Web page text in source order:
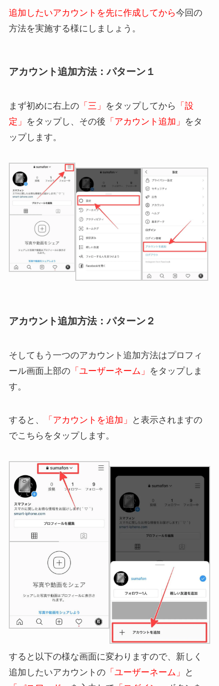
追加したいアカウントを先に作成してから今回の
方法を実施する様にしましょう。
アカウント追加方法：パターン１
まず初めに右上の「三」 をタップしてから
「設
定」 をタップし、その後 「アカウント追加」 をタ
ップします。
アカウント追加方法：パターン２
そしてもう一つのアカウント追加方法はプロフィ
ール画面上部の「ユーザーネーム」 をタップしま
す。
すると、 「アカウントを追加」
と表示されますの
でこちらをタップします。
すると以下の様な画面に変わりますので、新しく
追加したいアカウントの「ユーザーネーム」
と